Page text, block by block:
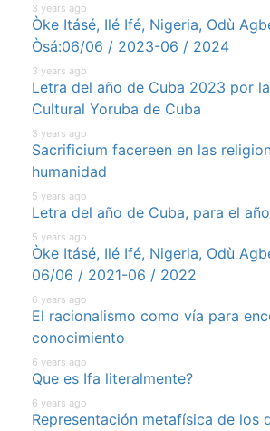
3 years ago
Òke Itásé, Ilé Ifé, Nigeria, Odù
Òsá:06/06 / 2023-06 / 2024
3 years ago
Letra del año de Cuba 2023 por
Cultural Yoruba de Cuba
3 years ago
Sacrificium facereen en las
humanidad
5 years ago
Letra del año de Cuba, para el
5 years ago
Òke Itásé, Ilé Ifé, Nigeria, Odù
06/06 / 2021-06 / 2022
6 years ago
El racionalismo como vía para
conocimiento
6 years ago
Que es Ifa literalmente?
6 years ago
Representación metafísica de los